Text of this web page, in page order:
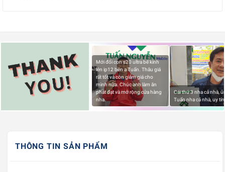
Mới đổi con s20 ultra bể kính
lên ip12 bên a Tuấn. Thâu giá
rất tốt và còn giảm giá cho
mình nữa. Chúc anh làm ăn
phát đạt và mở rộng cửa hàng
nha.
Cái thứ 3 nha cả nhà,
Tuấn nha cả nhà, uy
THÔNG TIN SẢN PHẨM